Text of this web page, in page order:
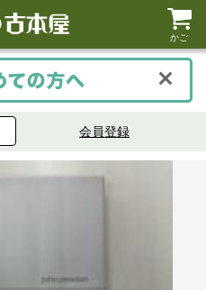
かご
会員登録